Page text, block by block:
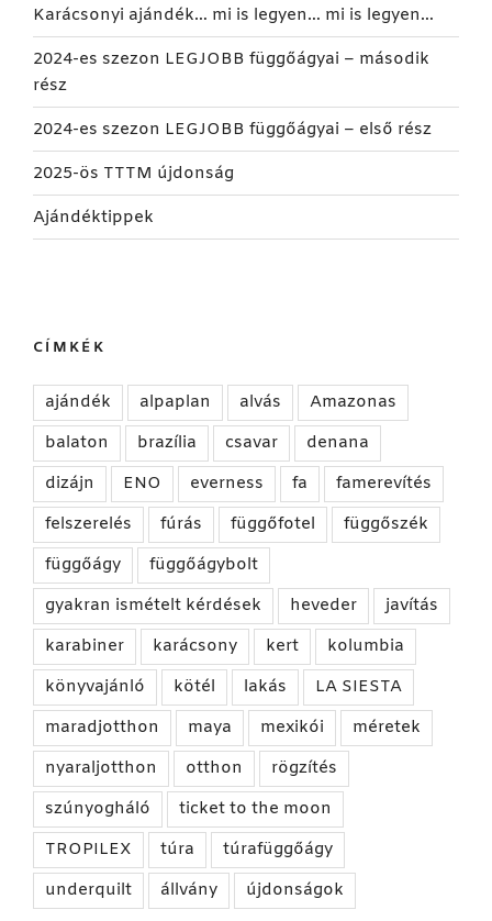
Karácsonyi ajándék… mi is legyen… mi is legyen…
2024-es szezon LEGJOBB függőágyai – második
rész
2024-es szezon LEGJOBB függőágyai – első rész
2025-ös TTTM újdonság
Ajándéktippek
CÍMKÉK
ajándék alpaplan alvás
Amazonas
balaton
brazília csavar
denana
dizájn
ENO everness fa
famerevítés
felszerelés
fúrás függőfotel
függőszék
függőágy
függőágybolt
gyakran ismételt kérdések
heveder
javítás
karabiner
karácsony kert
kolumbia
könyvajánló
kötél lakás
LA SIESTA
maradjotthon
maya mexikói
méretek
nyaraljotthon
otthon
rögzítés
szúnyogháló
ticket to the moon
TROPILEX
túra
túrafüggőágy
underquilt
állvány újdonságok